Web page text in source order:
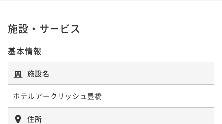
施設・サービス
基本情報
施設名
ホテルアークリッシュ豊橋
住所